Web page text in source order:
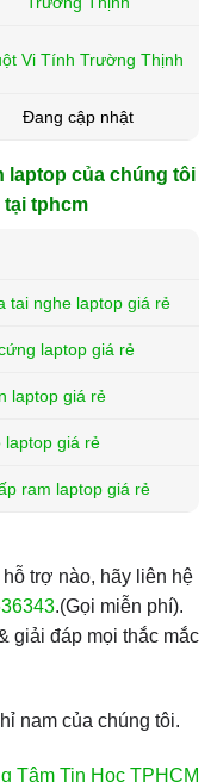
Vi Tính Trường Thịnh
Đang cập nhật
laptop của chúng tôi
tại tphcm
tai nghe laptop giá rẻ
laptop giá rẻ
laptop giá rẻ
laptop giá rẻ
ram laptop giá rẻ
trợ nào, hãy liên hệ
.(Gọi miễn phí).
giải đáp mọi thắc mắc
nam của chúng tôi.
Tâm Tin Học TPHCM